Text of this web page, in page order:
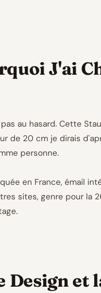
J'ai
au hasard. Cette
de 20 cm je dirais
personne.
en France, émail
sites, genre pour la
Design et